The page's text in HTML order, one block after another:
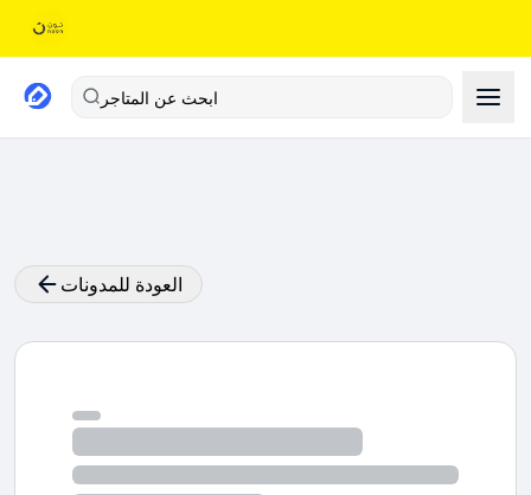
ابحث عن المتاجر
العودة للمدونات